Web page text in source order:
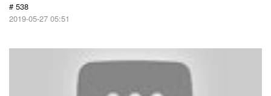
# 538
2019-05-27 05:51